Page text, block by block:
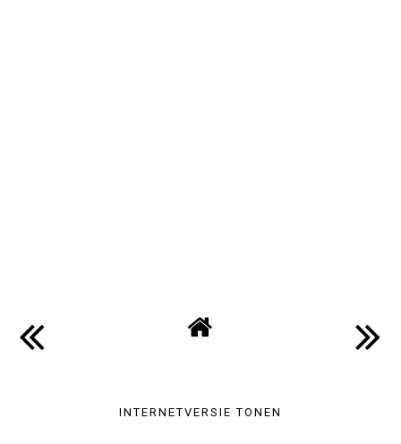
INTERNETVERSIE TONEN